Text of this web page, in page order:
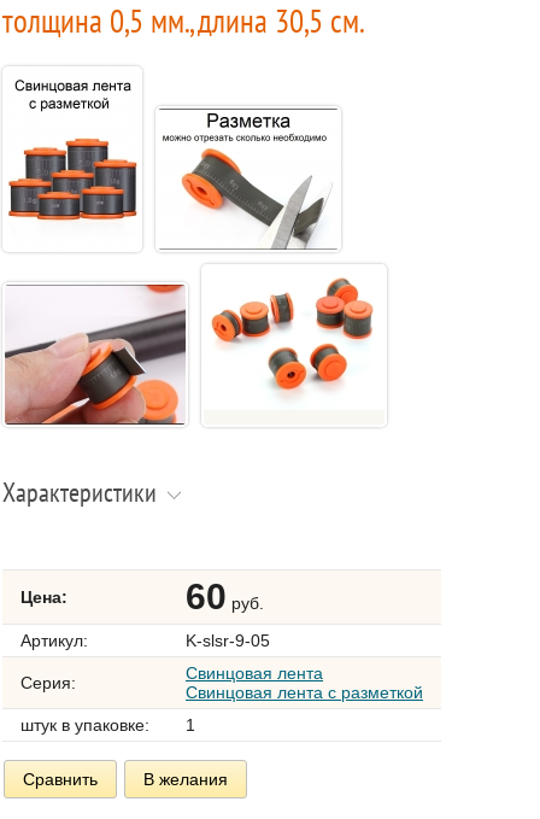
толщина 0,5 мм., длина 30,5 см.
Характеристики
Цена: 60 руб.
Артикул:
K-slsr-9-05
Серия:
Свинцовая лента
Свинцовая лента с разметкой
штук в упаковке:
1
Сравнить В желания